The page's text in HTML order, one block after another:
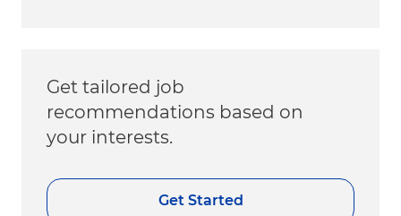
Get tailored job
recommendations based on
your interests.
Get Started